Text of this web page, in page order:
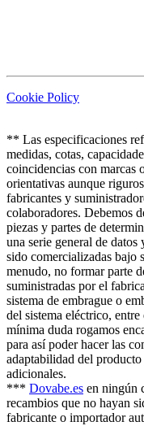
Cookie Policy
** Las especificaciones
medidas, cotas,
coincidencias con marcas
orientativas aunque
fabricantes y
colaboradores. Debemos
piezas y partes de
una serie general de
sido comercializadas bajo
menudo, no formar parte
suministradas por el
sistema de embrague o
del sistema eléctrico,
mínima duda rogamos
para así poder hacer las
adaptabilidad del
adicionales.
*** Dovabe.es en ningún
recambios que no hayan
fabricante o importador